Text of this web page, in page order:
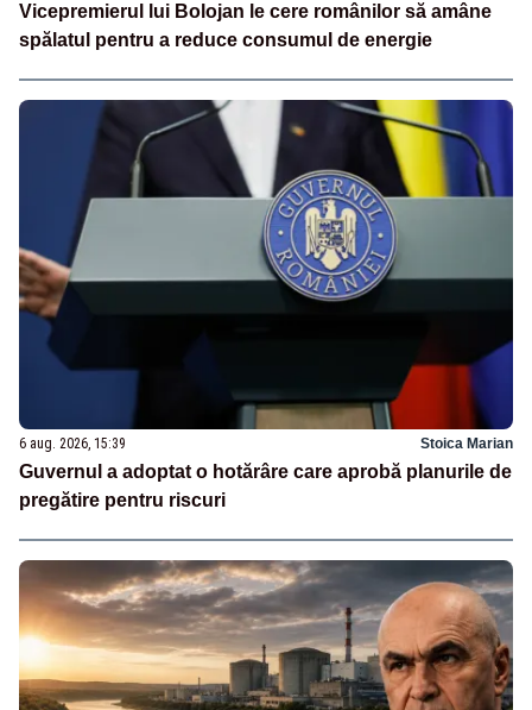
Vicepremierul lui Bolojan le cere românilor să amâne
spălatul pentru a reduce consumul de energie
6 aug. 2026, 15:39 Stoica Marian
Guvernul a adoptat o hotărâre care aprobă planurile de
pregătire pentru riscuri